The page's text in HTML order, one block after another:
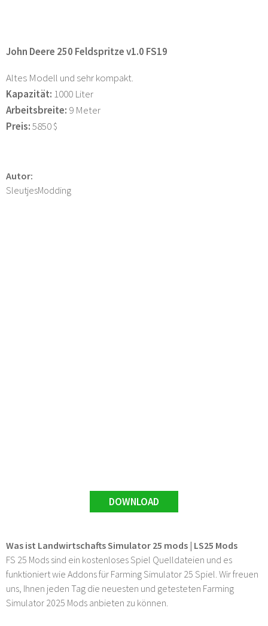
John Deere 250 Feldspritze v1.0 FS19
Altes Modell und sehr kompakt.
Kapazität: 1000 Liter
Arbeitsbreite: 9 Meter
Preis:5850 $
Autor:
SleutjesModding
DOWNLOAD
Was ist Landwirtschafts Simulator 25 mods | LS25 Mods
FS 25 Mods sind ein kostenloses Spiel Quelldateien und es
funktioniert wie Addons für Farming Simulator 25 Spiel. Wir freuen
uns, Ihnen jeden Tag die neuesten und getesteten Farming
Simulator 2025 Mods anbieten zu können.